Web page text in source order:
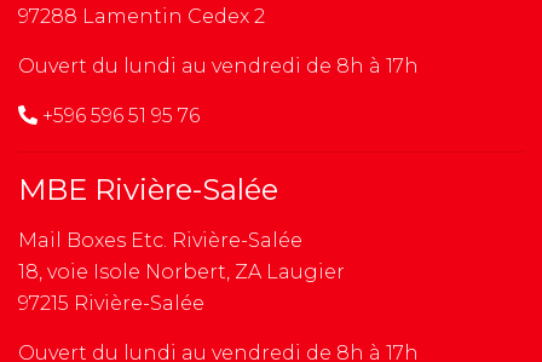
97288 Lamentin Cedex 2
Ouvert du lundi au vendredi de 8h à 17h
+596 596 51 95 76
MBE Rivière-Salée
Mail Boxes Etc. Rivière-Salée
18, voie Isole Norbert, ZA Laugier
97215 Rivière-Salée
Ouvert du lundi au vendredi de 8h à 17h